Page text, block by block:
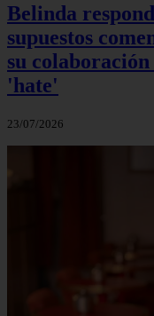
Belinda
supuestos
su
'hate'
23/07/2026